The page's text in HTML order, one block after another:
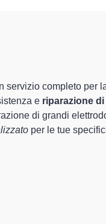
pluriennale nel
Manara, mediante il
diverse tipologie